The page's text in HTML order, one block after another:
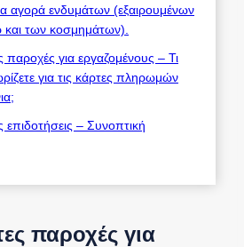
αγορά ενδυμάτων (εξαιρουμένων
των κοσμημάτων).
για εργαζομένους – Τι
για τις κάρτες πληρωμών
– Συνοπτική
παροχές για